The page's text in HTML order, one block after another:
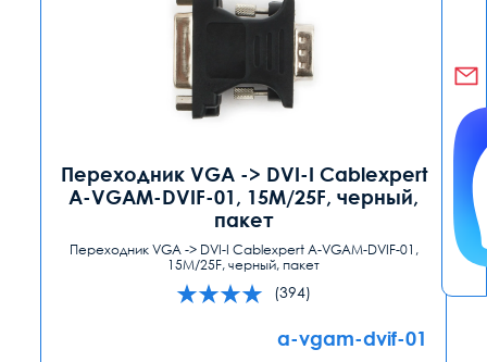
Переходник VGA -> DVI-I Cablexpert
A-VGAM-DVIF-01, 15M/25F, черный,
пакет
Переходник VGA -> DVI-I Cablexpert A-VGAM-DVIF-01,
15M/25F, черный, пакет
(394)
a-vgam-dvif-01